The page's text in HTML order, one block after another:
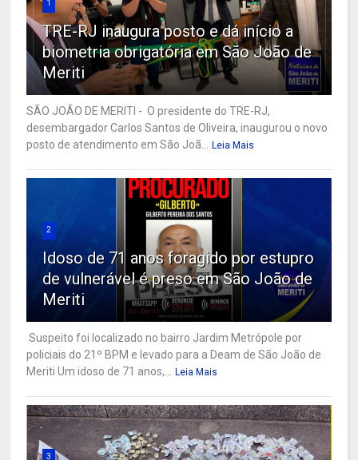
1
TRE-RJ inaugura posto e dá início a
biometria obrigatória em São João de
Meriti
SÃO JOÃO DE MERITI - O presidente do TRE-RJ,
desembargador Carlos Santos de Oliveira, inaugurou o novo
posto de atendimento em São Joã... Leia Mais
2
Idoso de 71 anos foragido por estupro
de vulnerável é preso em São João de
Meriti
Suspeito foi localizado no bairro Jardim Metrópole por
policiais do 21º BPM e levado para a Deam de São João de
Meriti Um idoso de 71 anos,... Leia Mais
3